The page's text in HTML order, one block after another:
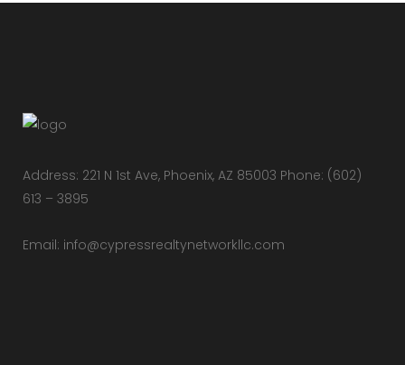
Address: 221 N 1st Ave, Phoenix, AZ 85003 Phone: (602)
613 – 3895
Email: info@cypressrealtynetworkllc.com